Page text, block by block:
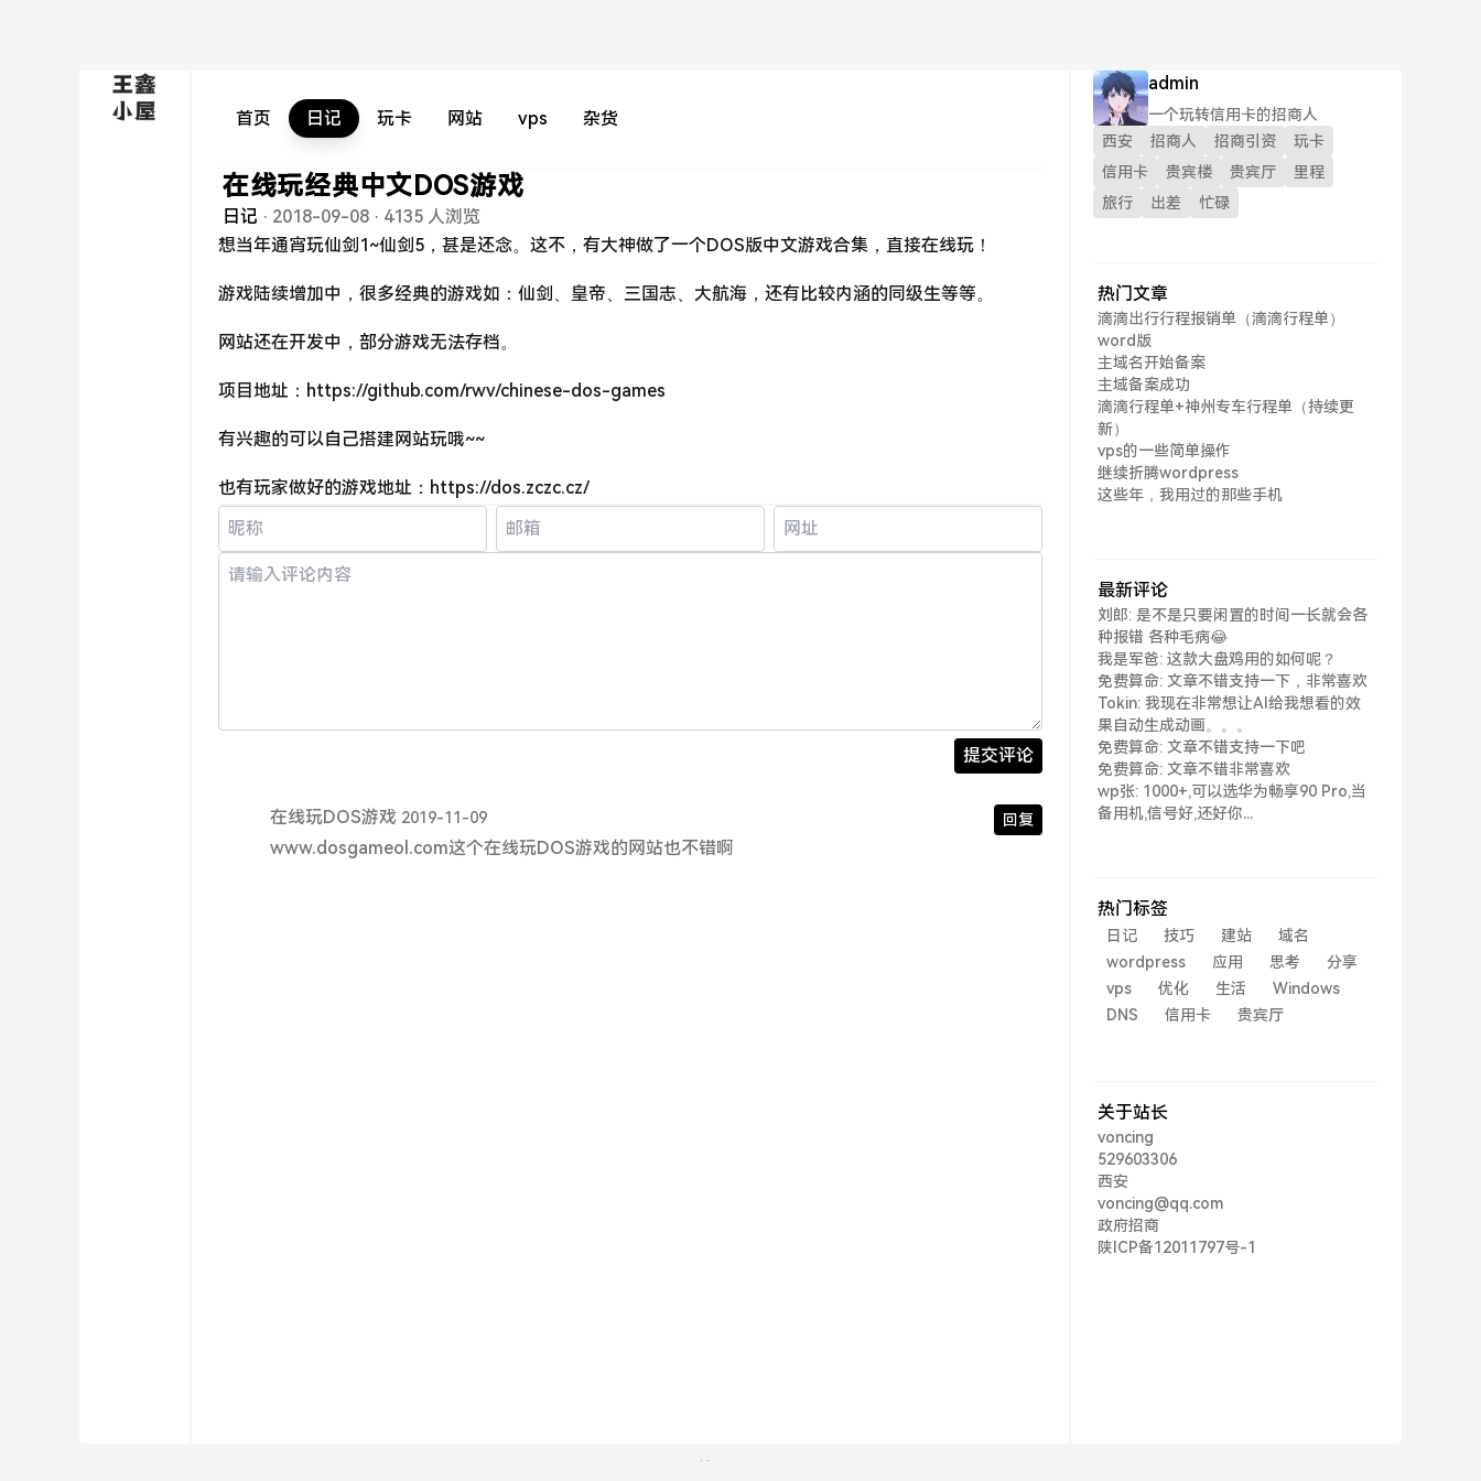
首页 日记 玩卡 网站 vps 杂货
在线玩经典中文DOS游戏
日记 · 2018-09-08 · 4135 人浏览
想当年通宵玩仙剑1~仙剑5，甚是还念。这不，有大神做了一个DOS版中文游戏合集，直接在线玩！
游戏陆续增加中，很多经典的游戏如：仙剑、皇帝、三国志、大航海，还有比较内涵的同级生等等。
网站还在开发中，部分游戏无法存档。
项目地址：https://github.com/rwv/chinese-dos-games
有兴趣的可以自己搭建网站玩哦~~
也有玩家做好的游戏地址：https://dos.zczc.cz/
提交评论
在线玩DOS游戏 2019-11-09 回复
www.dosgameol.com这个在线玩DOS游戏的网站也不错啊
admin
一个玩转信用卡的招商人
西安
招商人 招商引资
玩卡
信用卡
贵宾楼 贵宾厅
里程
旅行
出差 忙碌
热门文章
滴滴出行行程报销单（滴滴行程单）
word版
主域名开始备案
主域备案成功
滴滴行程单+神州专车行程单（持续更
新）
vps的一些简单操作
继续折腾wordpress
这些年，我用过的那些手机
最新评论
刘郎: 是不是只要闲置的时间一长就会各
种报错 各种毛病😂
我是军爸: 这款大盘鸡用的如何呢？
免费算命: 文章不错支持一下，非常喜欢
Tokin: 我现在非常想让AI给我想看的效
果自动生成动画。。。
免费算命: 文章不错支持一下吧
免费算命: 文章不错非常喜欢
wp张: 1000+,可以选华为畅享90 Pro,当
备用机,信号好,还好你...
热门标签
日记 技巧 建站
域名
wordpress
应用 思考
分享
vps
优化 生活
Windows
DNS
信用卡 贵宾厅
关于站长
voncing
529603306
西安
voncing@qq.com
政府招商
陕ICP备12011797号-1